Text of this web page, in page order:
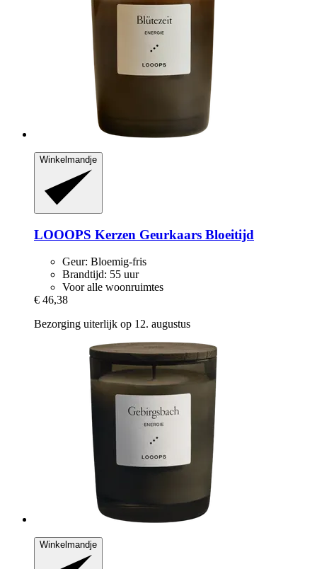
Winkelmandje
LOOOPS Kerzen Geurkaars Bloeitijd
Geur: Bloemig-fris
Brandtijd: 55 uur
Voor alle woonruimtes
€ 46,38
Bezorging uiterlijk op 12. augustus
Winkelmandje